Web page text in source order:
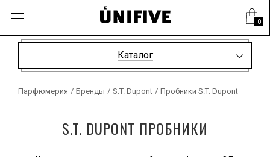
0
Каталог
Парфюмерия / Бренды / S.T. Dupont / Пробники S.T. Dupont
S.T. DUPONT ПРОБНИКИ